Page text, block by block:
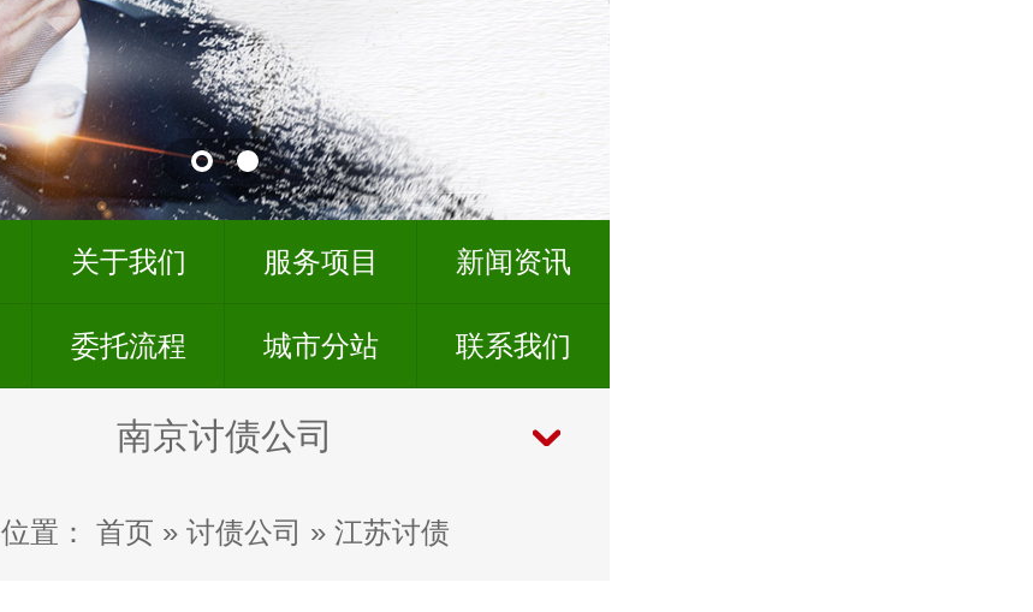
关于我们 服务项目 新闻资讯
委托流程 城市分站 联系我们
南京讨债公司
位置： 首页 » 讨债公司 » 江苏讨债